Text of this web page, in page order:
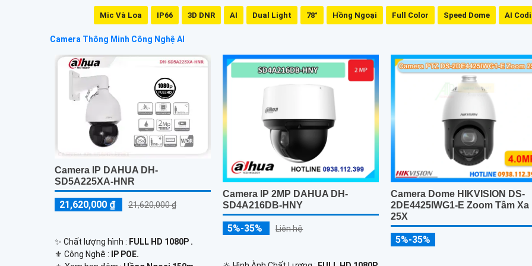
Mic Và Loa IP66 3D DNR AI Dual Light 78° Hồng Ngoại Full Color Speed Dome AI
Camera Thông Minh Công Nghệ AI
Camera IP DAHUA DH-
SD5A225XA-HNR
21,620,000 ₫ 21,620,000 ₫
✨ Chất lượng hình : FULL HD 1080P .
⚜️ Công Nghệ :
IP POE.
Camera IP 2MP DAHUA DH-
SD4A216DB-HNY
5%-35% Liên hệ
Camera Dome HIKVISION DS-
2DE4425IWG1-E Zoom Tầm Xa
25X
5%-35%